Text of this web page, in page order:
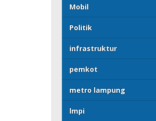
Mobil
Politik
infrastruktur
pemkot
metro lampung
lmpi